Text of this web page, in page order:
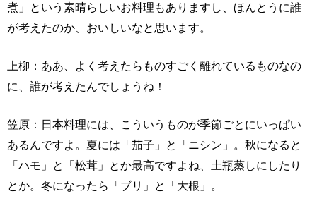
煮」という素晴らしいお料理もありますし、ほんとうに誰
が考えたのか、おいしいなと思います。
上柳：ああ、よく考えたらものすごく離れているものなの
に、誰が考えたんでしょうね！
笠原：日本料理には、こういうものが季節ごとにいっぱい
あるんですよ。夏には「茄子」と「ニシン」。秋になると
「ハモ」と「松茸」とか最高ですよね、土瓶蒸しにしたり
とか。冬になったら「ブリ」と「大根」。